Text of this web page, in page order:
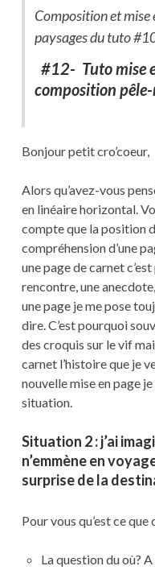
Composition et mise
paysages du tuto
#12- Tuto mise
composition
Bonjour petit cro’coeur,
Alors qu’avez-vous
en linéaire horizontal.
compte que la position
compréhension d’une
une page de carnet
rencontre, une
une page je me pose
dire. C’est pourquoi
des croquis sur le vif
carnet l’histoire que je
nouvelle mise en page
situation.
Situation 2 : j’ai
n’emmène en
surprise de la
Pour vous qu’est ce que
La question du où?